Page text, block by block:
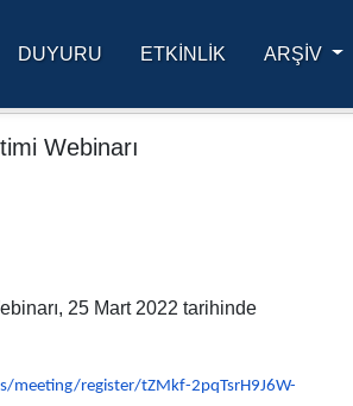
Ana Sayfa
DUYURU ETKINLIK ARŞİV
Webinarı
25 Mart 2022 tarihinde
meeting/register/tZMkf-2pqTsrH9J6W-